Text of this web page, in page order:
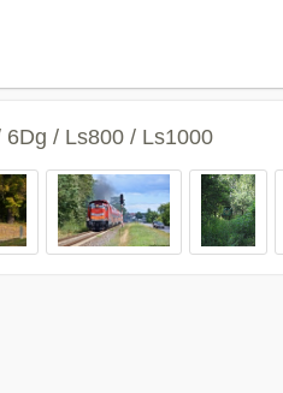
6Dg / Ls800 / Ls1000